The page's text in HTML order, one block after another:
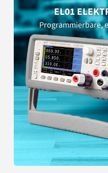
EL01
Programmierbare,